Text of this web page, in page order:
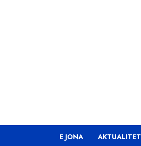
E JONA AKTUALITET